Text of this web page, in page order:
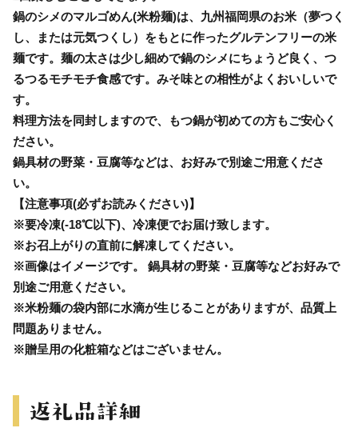
鍋のシメのマルゴめん(米粉麺)は、九州福岡県のお米（夢つく
し、または元気つくし）をもとに作ったグルテンフリーの米
麺です。麺の太さは少し細めで鍋のシメにちょうど良く、つ
るつるモチモチ食感です。みそ味との相性がよくおいしいで
す。
料理方法を同封しますので、もつ鍋が初めての方もご安心く
ださい。
鍋具材の野菜・豆腐等などは、お好みで別途ご用意くださ
い。
【注意事項(必ずお読みください)】
※要冷凍(-18℃以下)、冷凍便でお届け致します。
※お召上がりの直前に解凍してください。
※画像はイメージです。 鍋具材の野菜・豆腐等などお好みで
別途ご用意ください。
※米粉麺の袋内部に水滴が生じることがありますが、品質上
問題ありません。
※贈呈用の化粧箱などはございません。